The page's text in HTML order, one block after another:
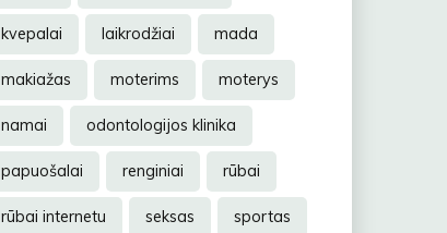
kvepalai laikrodžiai mada
makiažas moterims moterys
namai odontologijos klinika
papuošalai renginiai rūbai
rūbai internetu seksas sportas